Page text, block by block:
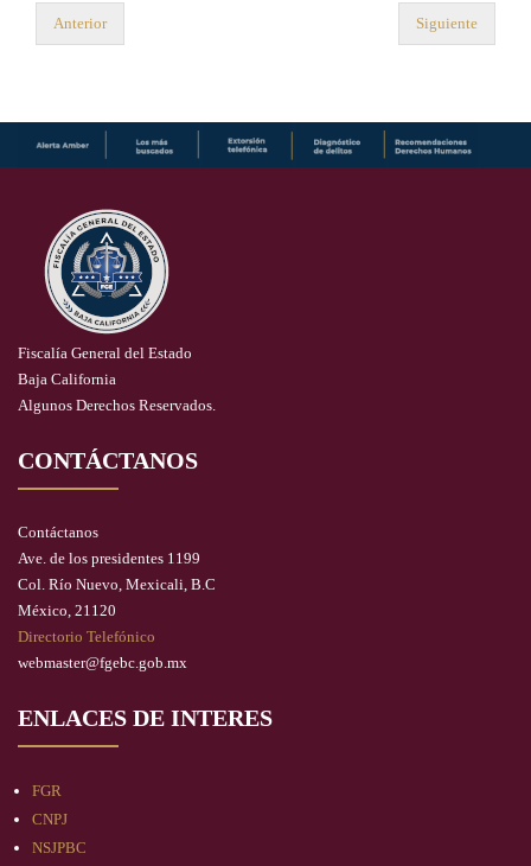
Anterior Siguiente
Fiscalía General del Estado
Baja California
Algunos Derechos Reservados.
CONTÁCTANOS
Contáctanos
Ave. de los presidentes 1199
Col. Río Nuevo, Mexicali, B.C
México, 21120
Directorio Telefónico
webmaster@fgebc.gob.mx
ENLACES DE INTERES
FGR
CNPJ
NSJPBC